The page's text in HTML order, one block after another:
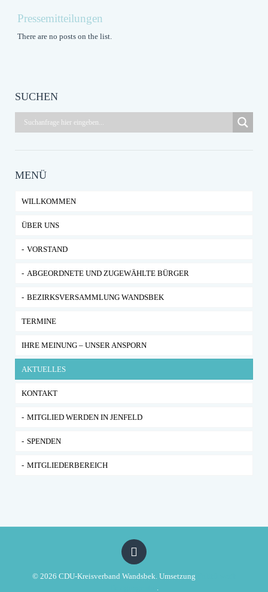
Pressemitteilungen
There are no posts on the list.
SUCHEN
MENÜ
WILLKOMMEN
ÜBER UNS
VORSTAND
ABGEORDNETE UND ZUGEWÄHLTE BÜRGER
BEZIRKSVERSAMMLUNG WANDSBEK
TERMINE
IHRE MEINUNG – UNSER ANSPORN
AKTUELLES
KONTAKT
MITGLIED WERDEN IN JENFELD
SPENDEN
MITGLIEDERBEREICH
© 2026 CDU-Kreisverband Wandsbek. Umsetzung
.